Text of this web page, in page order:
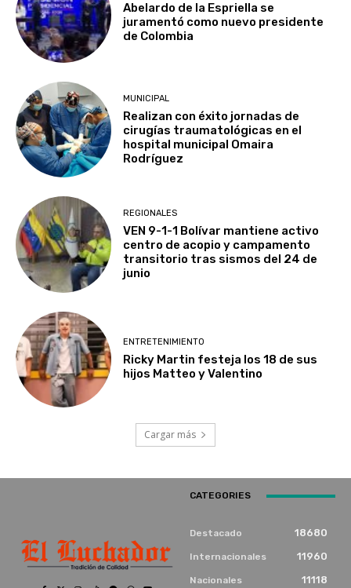
Abelardo de la Espriella se
juramentó como nuevo presidente
de Colombia
MUNICIPAL
Realizan con éxito jornadas de
cirugías traumatológicas en el
hospital municipal Omaira
Rodríguez
REGIONALES
VEN 9-1-1 Bolívar mantiene activo
centro de acopio y campamento
transitorio tras sismos del 24 de
junio
ENTRETENIMIENTO
Ricky Martin festeja los 18 de sus
hijos Matteo y Valentino
Cargar más
CATEGORIES
Destacado 18680
Internacionales 11960
Nacionales 11118